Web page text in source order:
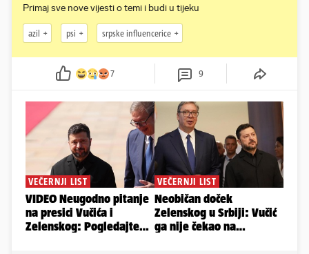
Primaj sve nove vijesti o temi i budi u tijeku
azil psi srpske influencerice
7 9